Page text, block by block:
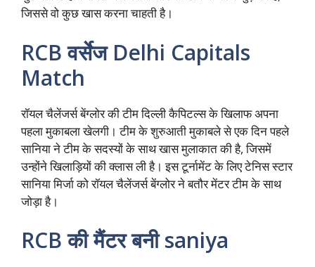
जिससे वो कुछ खास करना चाहती है।
RCB वर्सेज Delhi Capitals
Match
रॉयल चैलेंजर्स बेंग्लोर की टीम दिल्ली कैपिटल्स के खिलाफ अपना
पहला मुकाबला खेलगी। टीम के शुरुआती मुकाबले से एक दिन पहले
सानिया ने टीम के सदस्यों के साथ खास मुलाकात की है, जिसमें
उन्होंने खिलाड़ियों की क्लास ली है। इस टूर्नामेंट के लिए टेनिस स्टार
सानिया मिर्जा को रॉयल चैलेंजर्स बेंग्लोर ने बतौर मेंटर टीम के साथ
जोड़ा है।
RCB की मैंटर बनी saniya